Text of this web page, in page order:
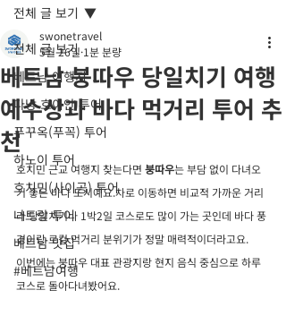
전체 글 보기
베트남 여행지
다낭 호이안 투어
푸꾸옥(푸꼭) 투어
하노이 투어
호치민(사이공) 투어
나트랑 투어
베트남 맛집
#베트남여행
전체 글 보기
베트남 붕따우 당일치기 여행
예수상과 바다 먹거리 투어 추
천
swonetravel
5월 26일 1분 분량
호치민 근교 여행지 찾는다면 붕따우는 부담 없이 다녀오
기 좋은 바다 도시예요.차로 이동하면 비교적 가까운 거리
라 당일치기나 1박2일 코스로도 많이 가는 곳인데 바다 풍
경이랑 로컬 먹거리 분위기가 정말 매력적이더라고요.
이번에는 붕따우 대표 관광지랑 현지 음식 중심으로 하루
코스로 돌아다녀봤어요.